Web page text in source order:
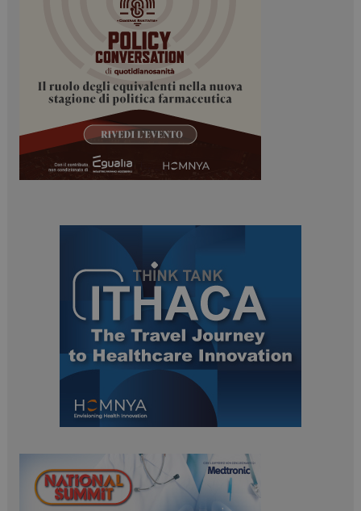
Necessari
I cookie necessari contribuiscono a rendere fruibile il
sito web abilitandone funzionalità di base quali la
navigazione sulle pagine e l'accesso alle aree
protette del sito. Il sito web non è in grado di
funzionare correttamente senza questi cookie.
NOME
FORNITORE / DOMINIO
_ga
Google LLC